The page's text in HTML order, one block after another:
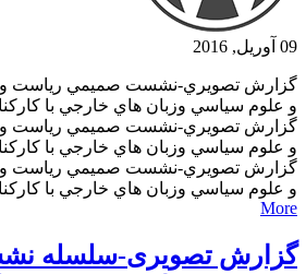
09 آوریل, 2016
گزارش تصويري-نشست صميمي رياست
و علوم سياسي وزبان هاي خارجي با
گزارش تصويري-نشست صميمي رياست
و علوم سياسي وزبان هاي خارجي با
گزارش تصويري-نشست صميمي رياست
و علوم سياسي وزبان هاي خارجي با
More
گزارش تصویری-سلسله